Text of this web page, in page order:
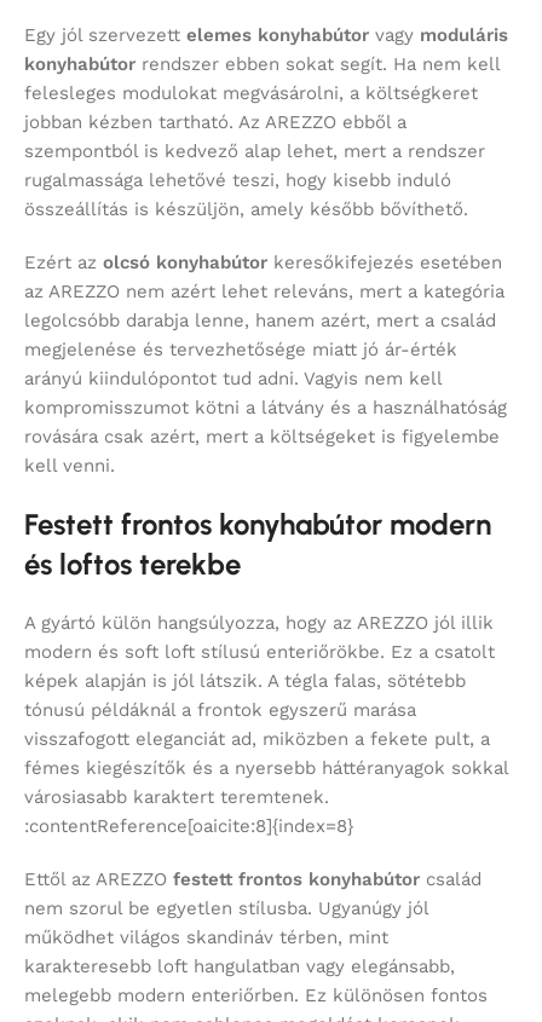
Egy jól szervezett elemes konyhabútor vagy moduláris
konyhabútor rendszer ebben sokat segít. Ha nem kell
felesleges modulokat megvásárolni, a költségkeret
jobban kézben tartható. Az AREZZO ebből a
szempontból is kedvező alap lehet, mert a rendszer
rugalmassága lehetővé teszi, hogy kisebb induló
összeállítás is készüljön, amely később bővíthető.
Ezért az olcsó konyhabútor keresőkifejezés esetében
az AREZZO nem azért lehet releváns, mert a kategória
legolcsóbb darabja lenne, hanem azért, mert a család
megjelenése és tervezhetősége miatt jó ár-érték
arányú kiindulópontot tud adni. Vagyis nem kell
kompromisszumot kötni a látvány és a használhatóság
rovására csak azért, mert a költségeket is figyelembe
kell venni.
Festett frontos konyhabútor modern
és loftos terekbe
A gyártó külön hangsúlyozza, hogy az AREZZO jól illik
modern és soft loft stílusú enteriőrökbe. Ez a csatolt
képek alapján is jól látszik. A tégla falas, sötétebb
tónusú példáknál a frontok egyszerű marása
visszafogott eleganciát ad, miközben a fekete pult, a
fémes kiegészítők és a nyersebb háttéranyagok sokkal
városiasabb karaktert teremtenek.
:contentReference[oaicite:8]{index=8}
Ettől az AREZZO festett frontos konyhabútor család
nem szorul be egyetlen stílusba. Ugyanúgy jól
működhet világos skandináv térben, mint
karakteresebb loft hangulatban vagy elegánsabb,
melegebb modern enteriőrben. Ez különösen fontos